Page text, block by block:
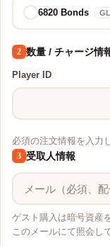
6820 Bonds
2 数量 / チャージ情
Player ID
必須の注文情報を入力
3 受取人情報
ゲスト購入は暗号資産
このメールにて照会し